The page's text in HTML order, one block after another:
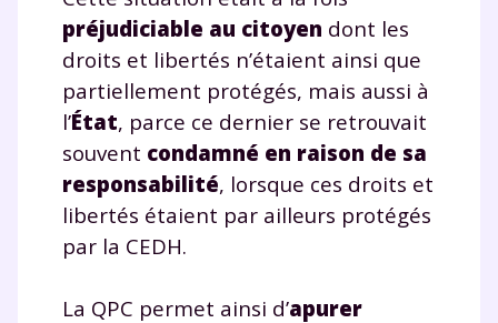
préjudiciable au citoyen dont les
droits et libertés n’étaient ainsi que
partiellement protégés, mais aussi à
l’État, parce ce dernier se retrouvait
souvent condamné en raison de sa
responsabilité, lorsque ces droits et
libertés étaient par ailleurs protégés
par la CEDH.
La QPC permet ainsi d’apurer